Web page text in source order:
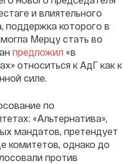
и влиятельного
поддержка которого в
Мерцу стать во
предложил «в
относиться к АдГ как к
силе.
по
«Альтернатива»,
мандатов, претендует
комитетов, однако до
против